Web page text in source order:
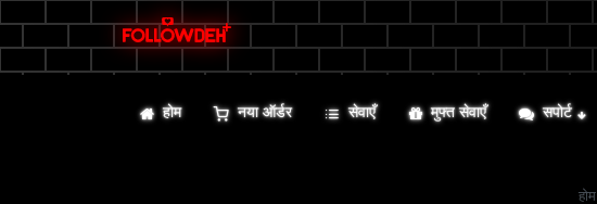
होम नया ऑर्डर सेवाएँ मुफ्त सेवाएँ सपोर्ट
होम